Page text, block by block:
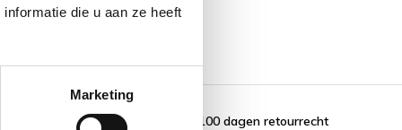
die u aan ze heeft
Marketing
100 dagen retourrecht